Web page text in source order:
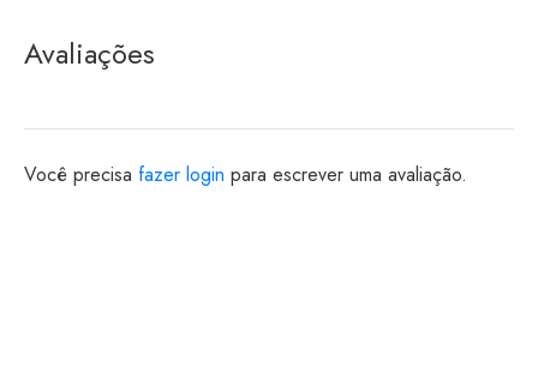
Avaliações
Você precisa fazer login para escrever uma avaliação.